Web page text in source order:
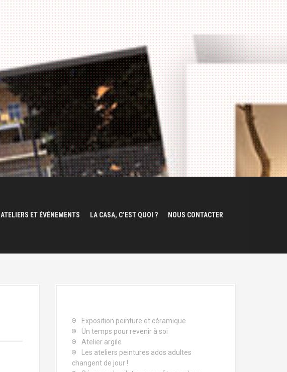
ATELIERS ET ÉVÉNEMENTS LA CASA, C’EST QUOI ? NOUS CONTACTER
Exposition peinture et céramique
Un temps pour revenir à soi
Atelier argile
Les ateliers peintures ados adultes
changent de jour !